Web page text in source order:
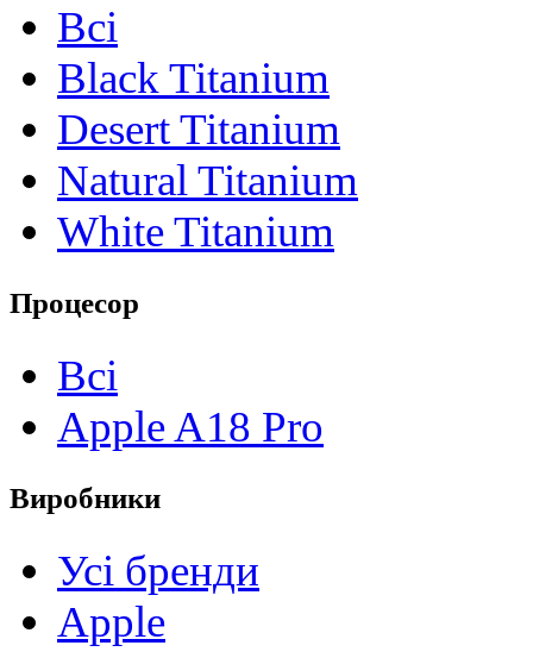
Всі
Black Titanium
Desert Titanium
Natural Titanium
White Titanium
Процесор
Всі
Apple A18 Pro
Виробники
Усі бренди
Apple